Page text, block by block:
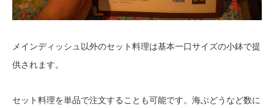
メインディッシュ以外のセット料理は基本一口サイズの小鉢で提
供されます。
セット料理を単品で注文することも可能です。海ぶどうなど数に